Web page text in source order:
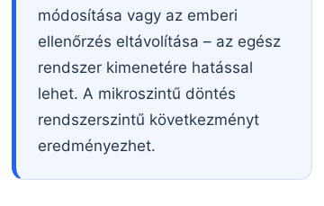
módosítása vagy az emberi
ellenőrzés eltávolítása – az egész
rendszer kimenetére hatással
lehet. A mikroszintű döntés
rendszerszintű következményt
eredményezhet.